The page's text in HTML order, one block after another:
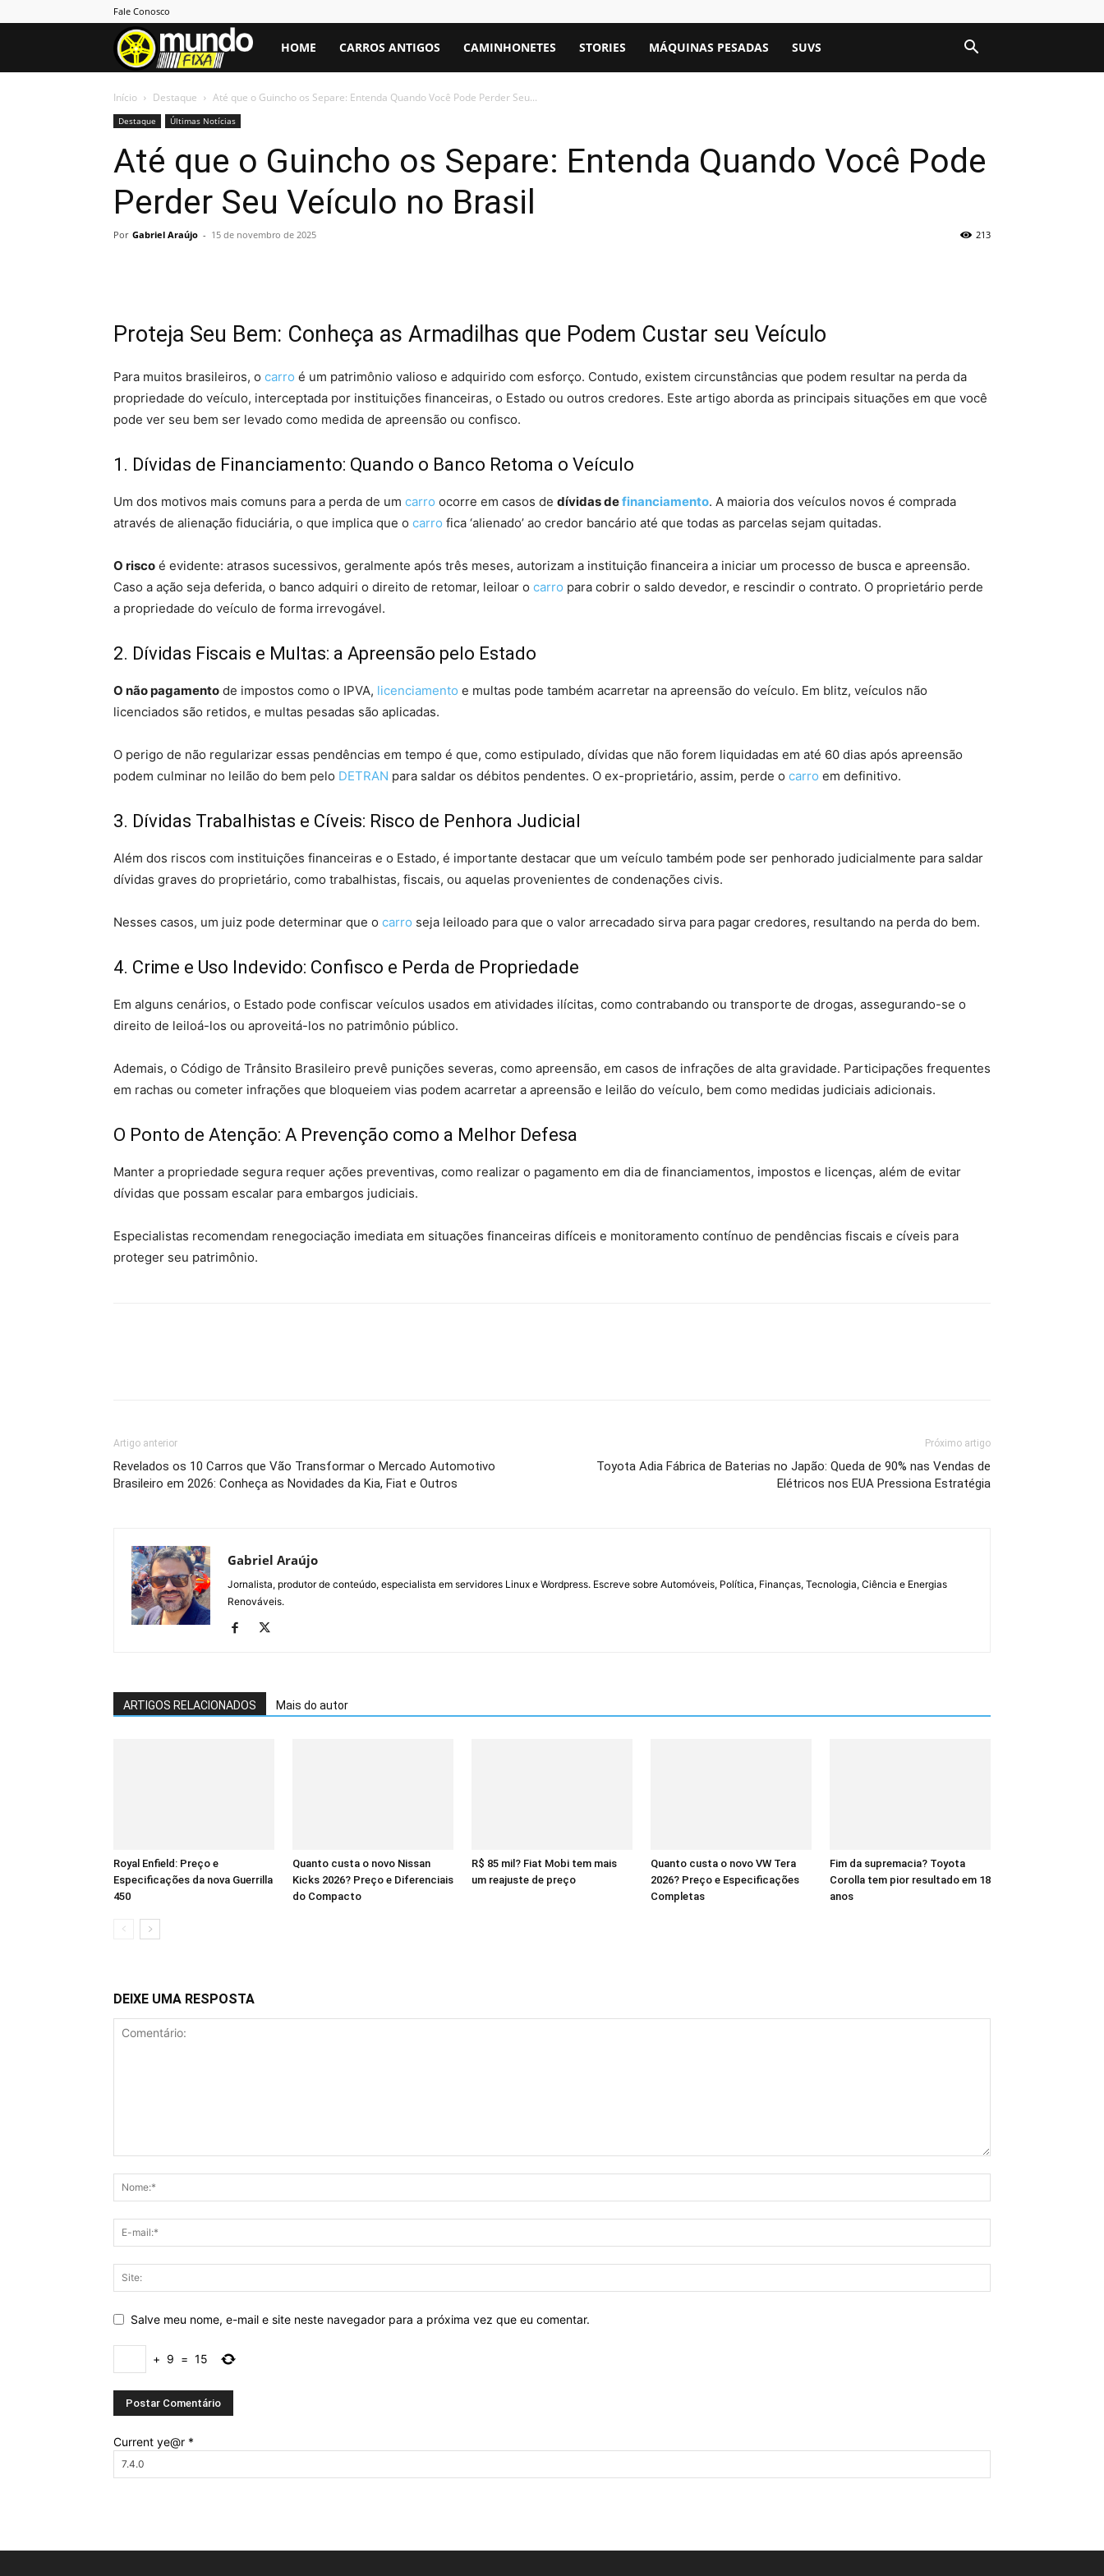
Fale Conosco
Mundo
Fixa
HOME CARROS ANTIGOS CAMINHONETES STORIES MÁQUINAS PESADAS SUVS
Início Destaque Até que o Guincho os Separe: Entenda Quando Você Pode Perder Seu...
Destaque Últimas Notícias
Até que o Guincho os Separe: Entenda Quando Você Pode
Perder Seu Veículo no Brasil
Por Gabriel Araújo - 15 de novembro de 2025 213
Proteja Seu Bem: Conheça as Armadilhas que Podem Custar seu Veículo
Para muitos brasileiros, o carro é um patrimônio valioso e adquirido com esforço. Contudo, existem circunstâncias que podem resultar na perda da
propriedade do veículo, interceptada por instituições financeiras, o Estado ou outros credores. Este artigo aborda as principais situações em que você
pode ver seu bem ser levado como medida de apreensão ou confisco.
1. Dívidas de Financiamento: Quando o Banco Retoma o Veículo
Um dos motivos mais comuns para a perda de um carro ocorre em casos de dívidas definanciamento. A maioria dos veículos novos é comprada
através de alienação fiduciária, o que implica que o carro fica ‘alienado’ ao credor bancário até que todas as parcelas sejam quitadas.
O risco é evidente: atrasos sucessivos, geralmente após três meses, autorizam a instituição financeira a iniciar um processo de busca e apreensão.
Caso a ação seja deferida, o banco adquiri o direito de retomar, leiloar o carro para cobrir o saldo devedor, e rescindir o contrato. O proprietário perde
a propriedade do veículo de forma irrevogável.
2. Dívidas Fiscais e Multas: a Apreensão pelo Estado
O não pagamento de impostos como o IPVA, licenciamento e multas pode também acarretar na apreensão do veículo. Em blitz, veículos não
licenciados são retidos, e multas pesadas são aplicadas.
O perigo de não regularizar essas pendências em tempo é que, como estipulado, dívidas que não forem liquidadas em até 60 dias após apreensão
podem culminar no leilão do bem pelo DETRAN para saldar os débitos pendentes. O ex-proprietário, assim, perde o carro em definitivo.
3. Dívidas Trabalhistas e Cíveis: Risco de Penhora Judicial
Além dos riscos com instituições financeiras e o Estado, é importante destacar que um veículo também pode ser penhorado judicialmente para saldar
dívidas graves do proprietário, como trabalhistas, fiscais, ou aquelas provenientes de condenações civis.
Nesses casos, um juiz pode determinar que o carro seja leiloado para que o valor arrecadado sirva para pagar credores, resultando na perda do bem.
4. Crime e Uso Indevido: Confisco e Perda de Propriedade
Em alguns cenários, o Estado pode confiscar veículos usados em atividades ilícitas, como contrabando ou transporte de drogas, assegurando-se o
direito de leiloá-los ou aproveitá-los no patrimônio público.
Ademais, o Código de Trânsito Brasileiro prevê punições severas, como apreensão, em casos de infrações de alta gravidade. Participações frequentes
em rachas ou cometer infrações que bloqueiem vias podem acarretar a apreensão e leilão do veículo, bem como medidas judiciais adicionais.
O Ponto de Atenção: A Prevenção como a Melhor Defesa
Manter a propriedade segura requer ações preventivas, como realizar o pagamento em dia de financiamentos, impostos e licenças, além de evitar
dívidas que possam escalar para embargos judiciais.
Especialistas recomendam renegociação imediata em situações financeiras difíceis e monitoramento contínuo de pendências fiscais e cíveis para
proteger seu patrimônio.
Artigo anterior
Revelados os 10 Carros que Vão Transformar o Mercado Automotivo
Brasileiro em 2026: Conheça as Novidades da Kia, Fiat e Outros
Próximo artigo
Toyota Adia Fábrica de Baterias no Japão: Queda de 90% nas Vendas de
Elétricos nos EUA Pressiona Estratégia
Gabriel Araújo
Jornalista, produtor de conteúdo, especialista em servidores Linux e Wordpress. Escreve sobre Automóveis, Política, Finanças, Tecnologia, Ciência e Energias
Renováveis.
ARTIGOS RELACIONADOS Mais do autor
Royal Enfield: Preço e
Especificações da nova Guerrilla
450
Quanto custa o novo Nissan
Kicks 2026? Preço e Diferenciais
do Compacto
R$ 85 mil? Fiat Mobi tem mais
um reajuste de preço
Quanto custa o novo VW Tera
2026? Preço e Especificações
Completas
Fim da supremacia? Toyota
Corolla tem pior resultado em 18
anos
DEIXE UMA RESPOSTA
Salve meu nome, e-mail e site neste navegador para a próxima vez que eu comentar.
+ 9 = 15
Current ye@r *